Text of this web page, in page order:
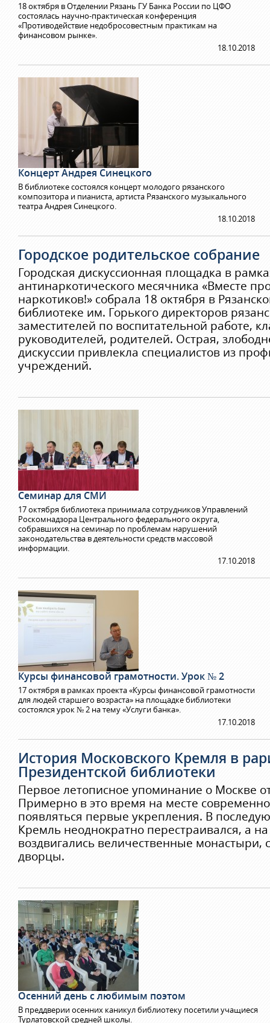
18 октября в Отделении Рязань ГУ Банка России по ЦФО
состоялась научно-практическая конференция
«Противодействие недобросовестным практикам на
финансовом рынке».
18.10.2018
Концерт Андрея Синецкого
В библиотеке состоялся концерт молодого рязанского
композитора и пианиста, артиста Рязанского музыкального
театра Андрея Синецкого.
18.10.2018
Городское родительское собрание
Городская дискуссионная площадка в
антинаркотического месячника «Вместе
наркотиков!» собрала 18 октября в
библиотеке им. Горького директоров
заместителей по воспитательной работе,
руководителей, родителей. Острая,
дискуссии привлекла специалистов из
учреждений.
Семинар для СМИ
17 октября библиотека принимала сотрудников Управлений
Роскомнадзора Центрального федерального округа,
собравшихся на семинар по проблемам нарушений
законодательства в деятельности средств массовой
информации.
17.10.2018
Курсы финансовой грамотности. Урок № 2
17 октября в рамках проекта «Курсы финансовой грамотности
для людей старшего возраста» на площадке библиотеки
состоялся урок № 2 на тему «Услуги банка».
17.10.2018
История Московского Кремля в
Президентской библиотеки
Первое летописное упоминание о Москве
Примерно в это время на месте
появляться первые укрепления. В
Кремль неоднократно перестраивался, а
воздвигались величественные монастыри,
дворцы.
Осенний день с любимым поэтом
В преддверии осенних каникул библиотеку посетили учащиеся
Турлатовской средней школы.